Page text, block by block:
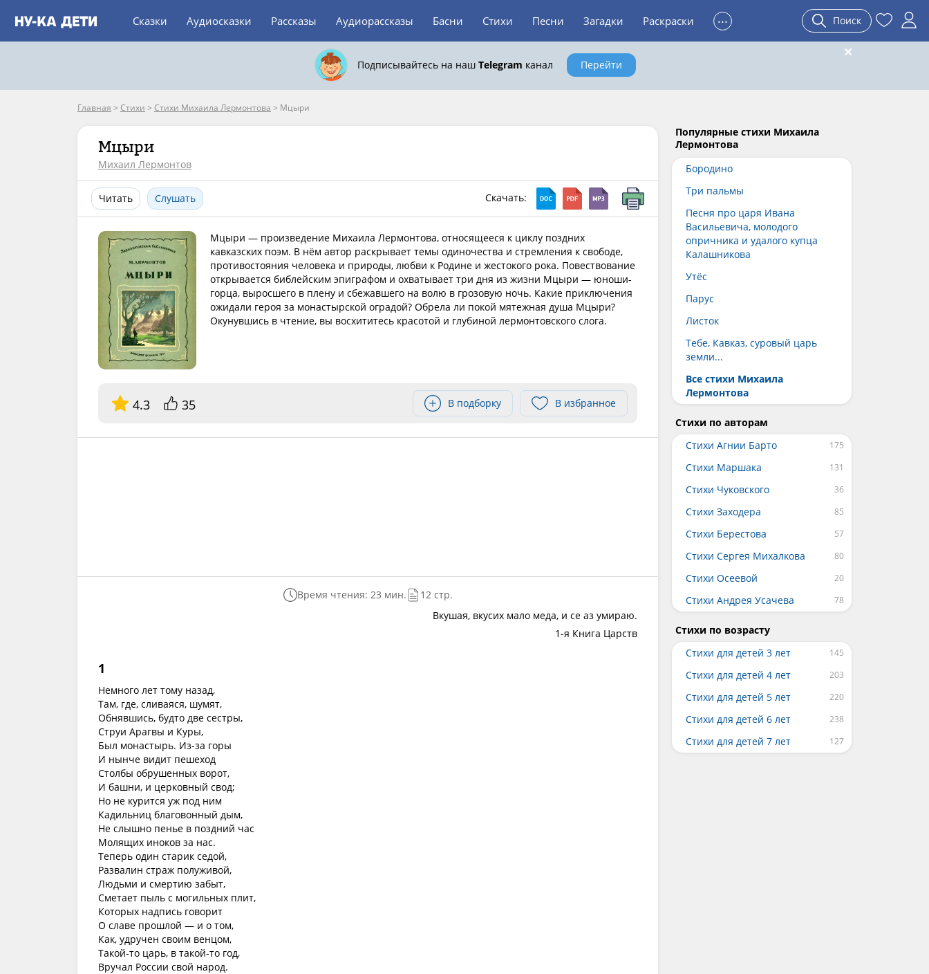
Сказки Аудиосказки Рассказы Аудиорассказы Басни Стихи Песни Загадки Раскраски ... Поиск
Подписывайтесь на наш Telegram канал Перейти
Главная > Стихи > Стихи Михаила Лермонтова > Мцыри
Мцыри
Михаил Лермонтов
Читать Слушать Скачать:
Мцыри — произведение Михаила Лермонтова, относящееся к циклу поздних
кавказских поэм. В нём автор раскрывает темы одиночества и стремления к свободе,
противостояния человека и природы, любви к Родине и жестокого рока. Повествование
открывается библейским эпиграфом и охватывает три дня из жизни Мцыри — юноши-
горца, выросшего в плену и сбежавшего на волю в грозовую ночь. Какие приключения
ожидали героя за монастырской оградой? Обрела ли покой мятежная душа Мцыри?
Окунувшись в чтение, вы восхититесь красотой и глубиной лермонтовского слога.
4.3 35 В подборку В избранное
Время чтения: 23 мин.
12 стр.
Вкушая, вкусих мало меда, и се аз умираю.
1-я Книга Царств
1
Немного лет тому назад,
Там, где, сливаяся, шумят,
Обнявшись, будто две сестры,
Струи Арагвы и Куры,
Был монастырь. Из-за горы
И нынче видит пешеход
Столбы обрушенных ворот,
И башни, и церковный свод;
Но не курится уж под ним
Кадильниц благовонный дым,
Не слышно пенье в поздний час
Молящих иноков за нас.
Теперь один старик седой,
Развалин страж полуживой,
Людьми и смертию забыт,
Сметает пыль с могильных плит,
Которых надпись говорит
О славе прошлой — и о том,
Как, удручен своим венцом,
Такой-то царь, в такой-то год,
Вручал России свой народ.
Популярные стихи Михаила
Лермонтова
Бородино
Три пальмы
Песня про царя Ивана
Васильевича, молодого
опричника и удалого купца
Калашникова
Утёс
Парус
Листок
Тебе, Кавказ, суровый царь
земли...
Все стихи Михаила
Лермонтова
Стихи по авторам
Стихи Агнии Барто
Стихи Маршака
Стихи Чуковского
Стихи Заходера
Стихи Берестова
Стихи Сергея Михалкова
Стихи Осеевой
Стихи Андрея Усачева
Стихи по возрасту
Стихи для детей 3 лет
Стихи для детей 4 лет
Стихи для детей 5 лет
Стихи для детей 6 лет
Стихи для детей 7 лет